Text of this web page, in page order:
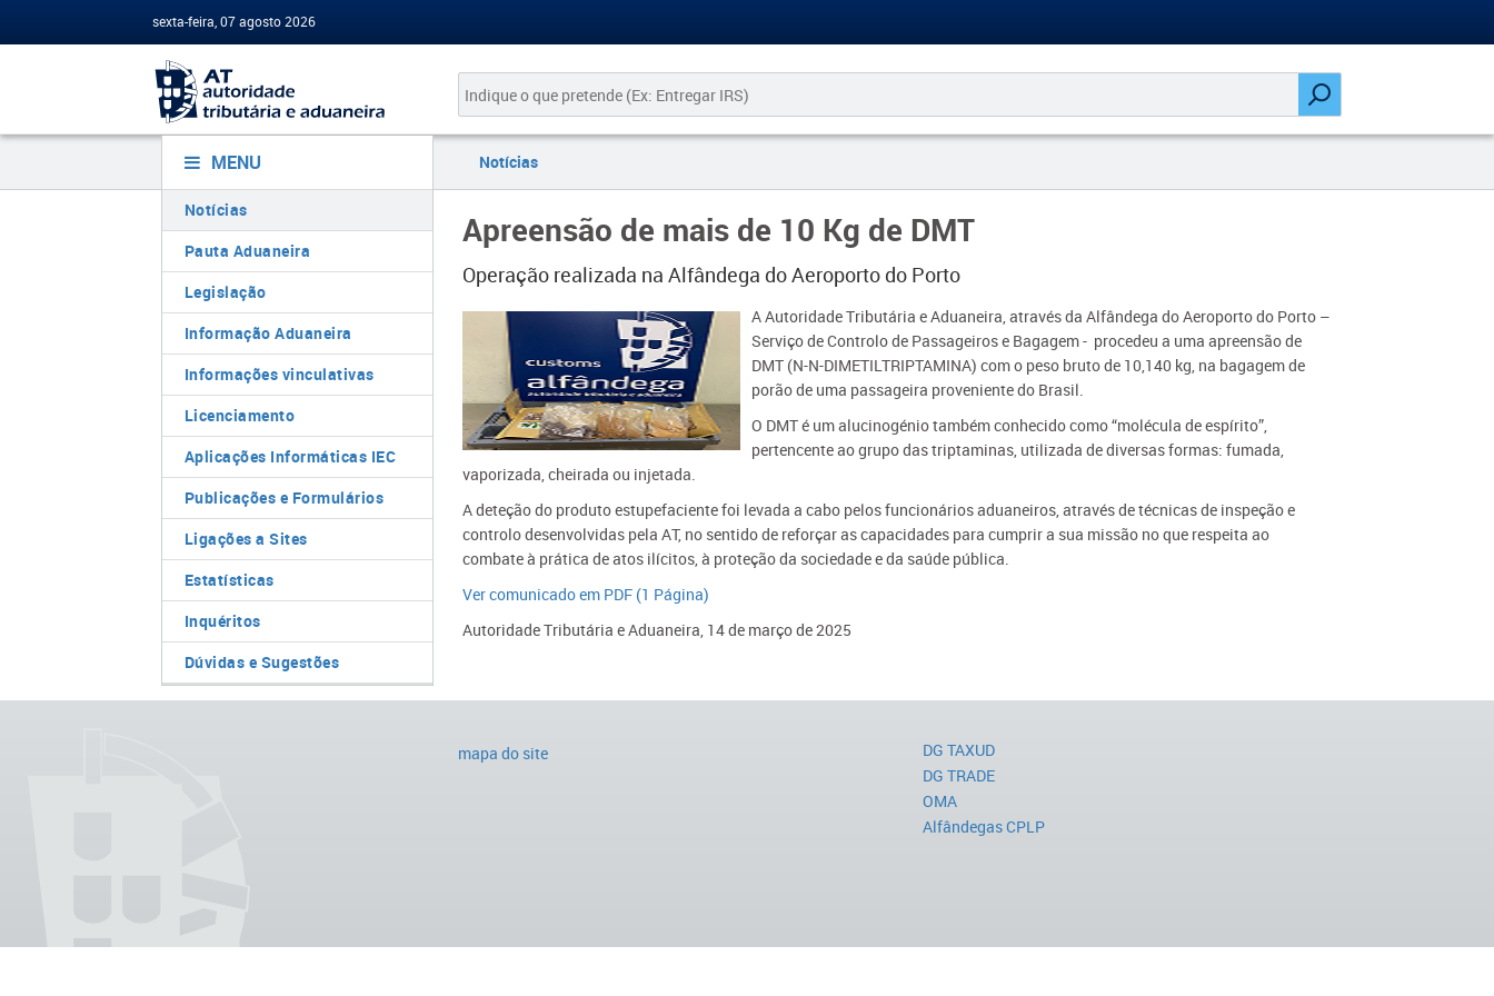
sexta-feira, 07 agosto 2026
MENU
Notícias
Pauta Aduaneira
Legislação
Informação Aduaneira
Informações vinculativas
Licenciamento
Aplicações Informáticas IEC
Publicações e Formulários
Ligações a Sites
Estatísticas
Inquéritos
Dúvidas e Sugestões
Notícias
Apreensão de mais de 10 Kg de DMT
Operação realizada na Alfândega do Aeroporto do Porto​
​​A Autoridade Tributária e Aduaneira, através da Alfândega do Aeroporto do Porto –
Serviço de Controlo de Passageiros e Bagagem - procedeu a uma apreensão de
DMT (N-N-DIMETILTRIPTAMINA) com o peso bruto de 10,140 kg, na bagagem de
porão de uma passageira proveniente do Brasil.
O DMT é um alucinogénio também conhecido como “molécula de espírito”,
pertencente ao grupo das triptaminas, utilizada de diversas formas: fumada,
vaporizada, cheirada ou injetada.​
A deteção do produto estupefaciente foi levada a cabo pelos funcionários aduaneiros, através de técnicas de inspeção e
controlo desenvolvidas pela AT, no sentido de reforçar as capacidades para cumprir a sua missão no que respeita ao
combate à prática de atos ilícitos, à proteção da sociedade e da saúde pública.
Ver comunicado em PDF (1 Página)​​
​Autoridade Tributária e Aduaneira, 14 de março de 2025​​​​​
mapa do site
DG TAXUD
DG TRADE
OMA
Alfândegas CPLP